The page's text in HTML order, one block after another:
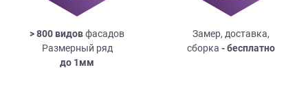
> 800 видовфасадов
Размерный ряд
до 1мм
Замер, доставка,
сборка - бесплатно